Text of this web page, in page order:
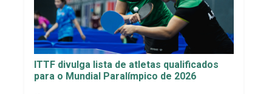
ITTF divulga lista de atletas qualificados
para o Mundial Paralímpico de 2026